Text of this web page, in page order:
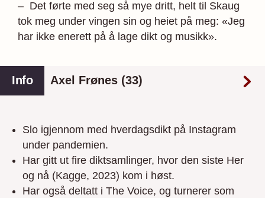
– Det førte med seg så mye dritt, helt til Skaug
tok meg under vingen sin og heiet på meg: «Jeg
har ikke enerett på å lage dikt og musikk».
Info Axel Frønes (33)
Slo igjennom med hverdagsdikt på Instagram
under pandemien.
Har gitt ut fire diktsamlinger, hvor den siste Her
og nå (Kagge, 2023) kom i høst.
Har også deltatt i The Voice, og turnerer som